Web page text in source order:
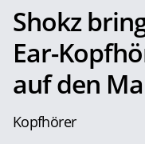
Shokz
Ear-
auf den
Kopfhörer